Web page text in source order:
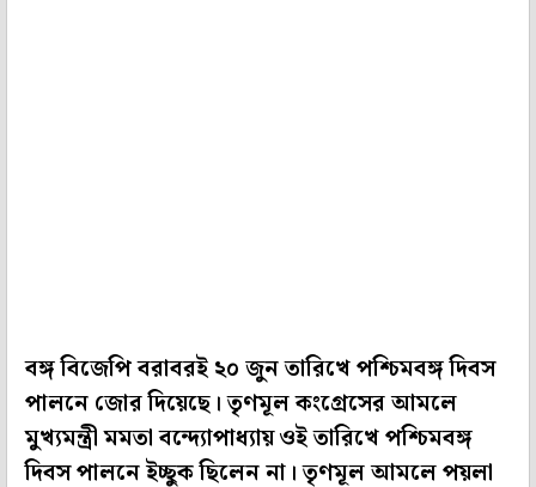
বঙ্গ বিজেপি বরাবরই ২০ জুন তারিখে পশ্চিমবঙ্গ দিবস
পালনে জোর দিয়েছে। তৃণমূল কংগ্রেসের আমলে
মুখ্যমন্ত্রী মমতা বন্দ্যোপাধ্যায় ওই তারিখে পশ্চিমবঙ্গ
দিবস পালনে ইচ্ছুক ছিলেন না। তৃণমূল আমলে পয়লা